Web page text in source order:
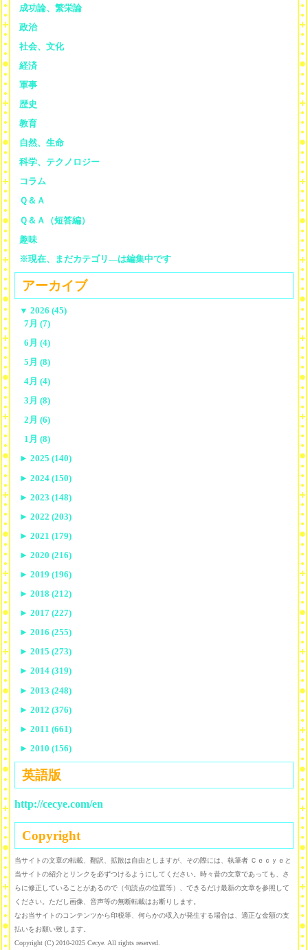
成功論、繁栄論
政治
社会、文化
経済
軍事
歴史
教育
自然、生命
科学、テクノロジー
コラム
Ｑ＆Ａ
Ｑ＆Ａ（短答編）
趣味
※現在、まだカテゴリ—は編集中です
アーカイブ
▼ 2026 (45)
7月 (7)
6月 (4)
5月 (8)
4月 (4)
3月 (8)
2月 (6)
1月 (8)
► 2025 (140)
► 2024 (150)
► 2023 (148)
► 2022 (203)
► 2021 (179)
► 2020 (216)
► 2019 (196)
► 2018 (212)
► 2017 (227)
► 2016 (255)
► 2015 (273)
► 2014 (319)
► 2013 (248)
► 2012 (376)
► 2011 (661)
► 2010 (156)
英語版
http://cecye.com/en
Copyright
当サイトの文章の転載、翻訳、拡散は自由としますが、その際には、執筆者 Ｃｅｃｙｅと
当サイトの紹介とリンクを必ずつけるようにしてください。時々昔の文章であっても、さ
らに修正していることがあるので（句読点の位置等）、できるだけ最新の文章を参照して
ください。ただし画像、音声等の無断転載はお断りします。
なお当サイトのコンテンツから印税等、何らかの収入が発生する場合は、適正な金額の支
払いをお願い致します。
Copyright (C) 2010-2025 Cecye. All rights reserved.